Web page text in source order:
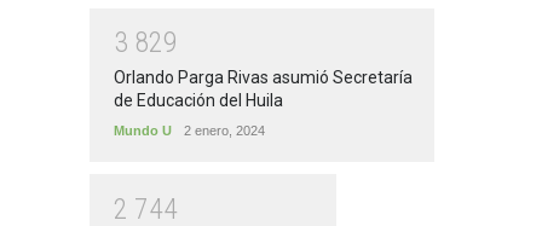
3 829
Orlando Parga Rivas asumió Secretaría
de Educación del Huila
Mundo U 2 enero, 2024
2 744